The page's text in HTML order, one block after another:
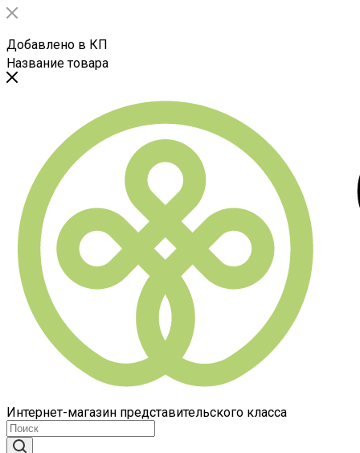
Добавлено в КП
Название товара
Интернет-магазин представительского класса